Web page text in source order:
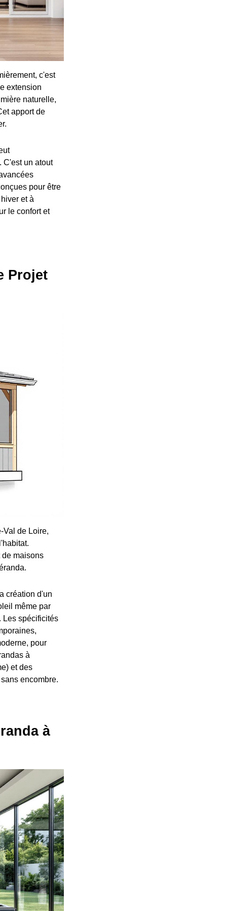
c'est
extension
naturelle,
apport de
C'est un atout
pour être
et à
le confort et
Projet
Val de Loire,
maisons
création d'un
même par
Les spécificités
pour
à
et des
encombre.
à